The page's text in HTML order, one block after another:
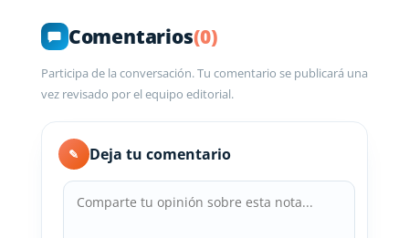
Comentarios(0)
Participa de la conversación. Tu comentario se publicará una
vez revisado por el equipo editorial.
✎ Deja tu comentario